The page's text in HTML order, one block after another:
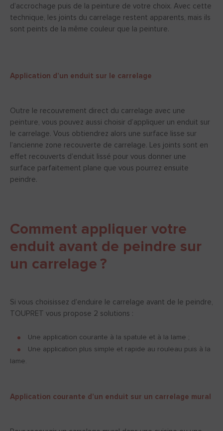
d’accrochage puis de la peinture de votre choix. Avec cette
technique, les joints du carrelage restent apparents, mais ils
sont peints de la même couleur que la peinture.
Application d’un enduit sur le carrelage
Outre le recouvrement direct du carrelage avec une
peinture, vous pouvez aussi choisir d’appliquer un enduit sur
le carrelage. Vous obtiendrez alors une surface lisse sur
l’ancienne zone recouverte de carrelage. Les joints sont en
effet recouverts d’enduit lissé pour vous donner une
surface parfaitement plane que vous pourrez ensuite
peindre.
Comment appliquer votre
enduit avant de peindre sur
un carrelage ?
Si vous choisissez d’enduire le carrelage avant de le peindre,
TOUPRET vous propose 2 solutions :
Une application courante à la spatule et à la lame ;
Une application plus simple et rapide au rouleau puis à la
lame.
Application courante d’un enduit sur un carrelage mural